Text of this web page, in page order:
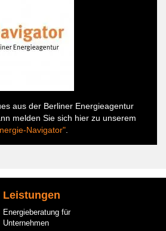
aus der Berliner Energieagentur
melden Sie sich hier zu unserem
Navigator"
Leistungen
Energieberatung für
Unternehmen